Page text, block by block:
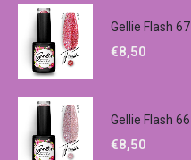
Gellie Flash 67
€8,50
Gellie Flash 66
€8,50